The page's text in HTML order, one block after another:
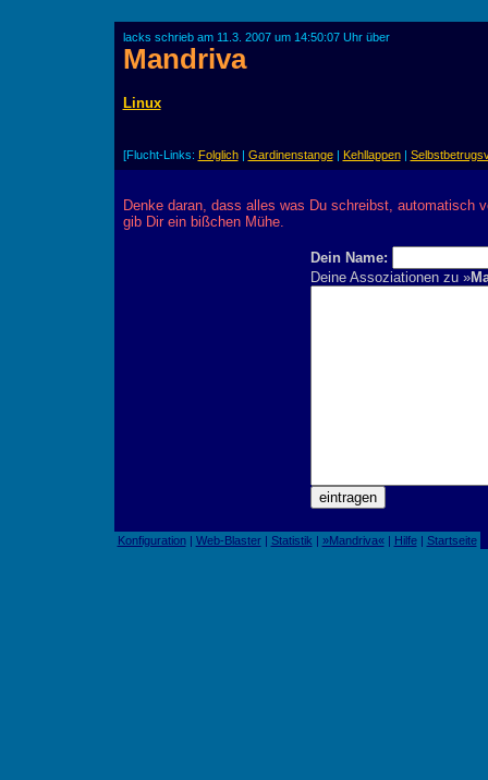
lacks schrieb am 11.3. 2007 um 14:50:07 Uhr über
Mandriva
Linux
[Flucht-Links: Folglich| Gardinenstange| Kehllappen|
Denke daran, dass alles was Du schreibst, automatisch
gib Dir ein bißchen Mühe.
Dein Name:
Deine Assoziationen zu »
Konfiguration| Web-Blaster| Statistik | »Mandriva«| Hilfe| Startseite